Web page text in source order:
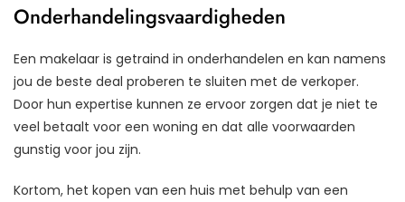
Onderhandelingsvaardigheden
Een makelaar is getraind in onderhandelen en kan namens
jou de beste deal proberen te sluiten met de verkoper.
Door hun expertise kunnen ze ervoor zorgen dat je niet te
veel betaalt voor een woning en dat alle voorwaarden
gunstig voor jou zijn.
Kortom, het kopen van een huis met behulp van een